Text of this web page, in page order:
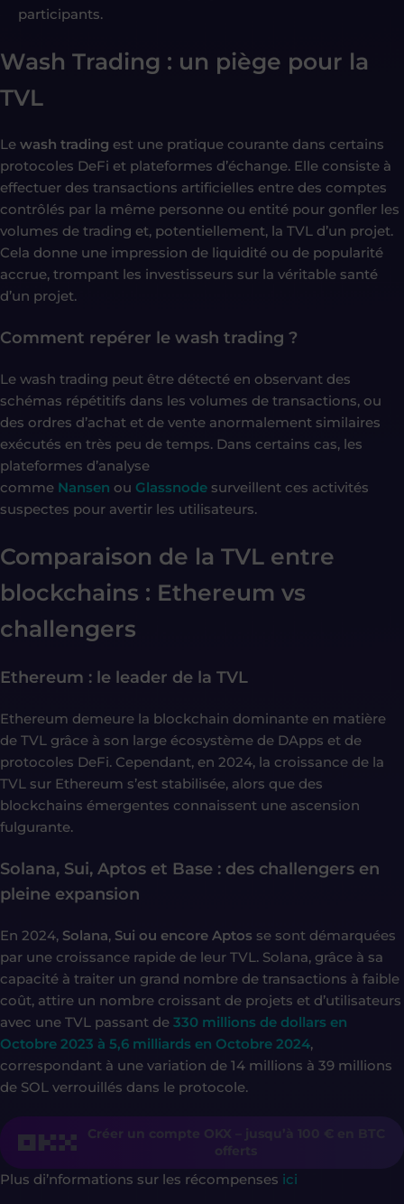
participants.
Wash Trading : un piège pour la
TVL
Le wash trading est une pratique courante dans certains
protocoles DeFi et plateformes d’échange. Elle consiste à
effectuer des transactions artificielles entre des comptes
contrôlés par la même personne ou entité pour gonfler les
volumes de trading et, potentiellement, la TVL d’un projet.
Cela donne une impression de liquidité ou de popularité
accrue, trompant les investisseurs sur la véritable santé
d’un projet.
Comment repérer le wash trading ?
Le wash trading peut être détecté en observant des
schémas répétitifs dans les volumes de transactions, ou
des ordres d’achat et de vente anormalement similaires
exécutés en très peu de temps. Dans certains cas, les
plateformes d’analyse
comme Nansen ou Glassnode surveillent ces activités
suspectes pour avertir les utilisateurs.
Comparaison de la TVL entre
blockchains : Ethereum vs
challengers
Ethereum : le leader de la TVL
Ethereum demeure la blockchain dominante en matière
de TVL grâce à son large écosystème de DApps et de
protocoles DeFi. Cependant, en 2024, la croissance de la
TVL sur Ethereum s’est stabilisée, alors que des
blockchains émergentes connaissent une ascension
fulgurante.
Solana, Sui, Aptos et Base : des challengers en
pleine expansion
En 2024, Solana, Sui ou encore Aptos se sont démarquées
par une croissance rapide de leur TVL. Solana, grâce à sa
capacité à traiter un grand nombre de transactions à faible
coût, attire un nombre croissant de projets et d’utilisateurs
avec une TVL passant de 330 millions de dollars en
Octobre 2023 à 5,6 milliards en Octobre 2024,
correspondant à une variation de 14 millions à 39 millions
de SOL verrouillés dans le protocole.
Créer un compte OKX – jusqu’à 100 € en BTC
offerts
Plus di’nformations sur les récompenses ici